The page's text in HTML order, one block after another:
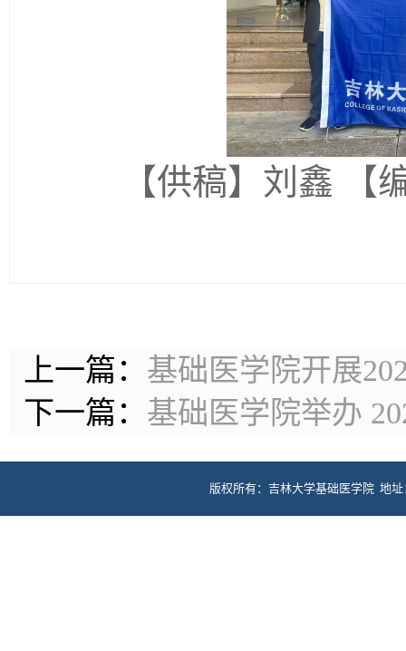
【供稿】刘鑫 【
上一篇： 基础医学院开展
下一篇： 基础医学院举办
版权所有：吉林大学基础医学院 地